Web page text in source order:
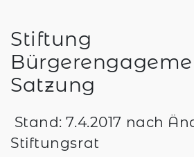
Stiftung
Satzung
Stand: 7.4.2017 nach
Stiftungsrat